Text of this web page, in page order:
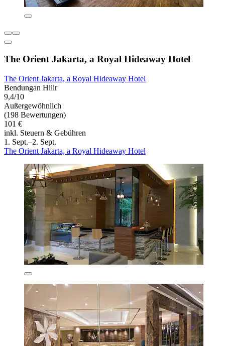
The Orient Jakarta, a Royal Hideaway Hotel
The Orient Jakarta, a Royal Hideaway Hotel
Bendungan Hilir
9,4/10
Außergewöhnlich
(198 Bewertungen)
101 €
inkl. Steuern & Gebühren
1. Sept.–2. Sept.
The Orient Jakarta, a Royal Hideaway Hotel